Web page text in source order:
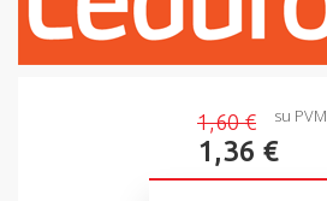
1,60 €
1,36 €
su PVM